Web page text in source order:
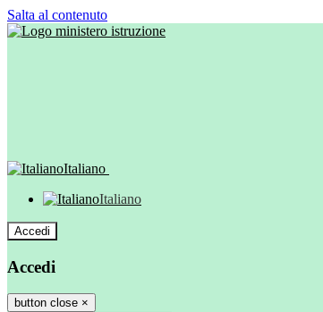
Salta al contenuto
Italiano
Italiano
Accedi
Accedi
button close ×